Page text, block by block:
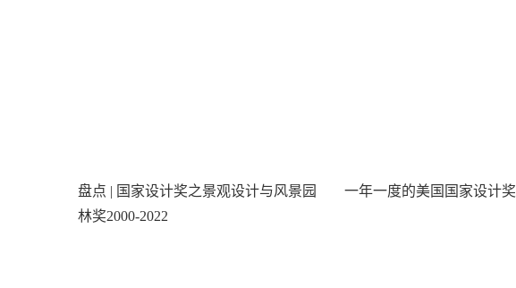
盘点 | 国家设计奖之景观设计与风景园
林奖2000-2022
一年一度的美国国家设计奖